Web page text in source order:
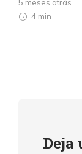
5 meses atrás
4 min
Deja